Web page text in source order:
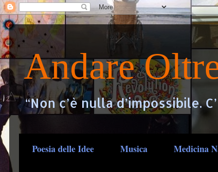
Andare
“Non c’è nulla d’impossibile.
Poesia delle Idee Musica Medicina